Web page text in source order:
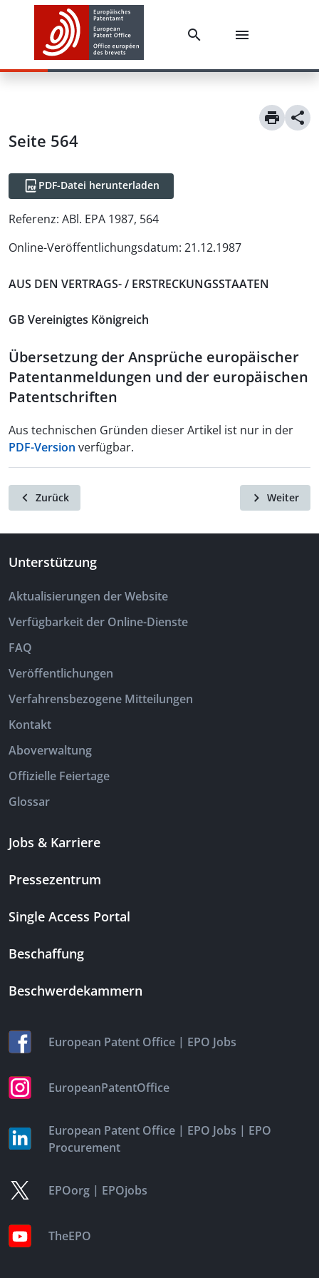
Seite 564
PDF-Datei herunterladen
Referenz: ABl. EPA 1987, 564
Online-Veröffentlichungsdatum: 21.12.1987
AUS DEN VERTRAGS- / ERSTRECKUNGSSTAATEN
GB Vereinigtes Königreich
Übersetzung der Ansprüche europäischer
Patentanmeldungen und der europäischen
Patentschriften
Aus technischen Gründen dieser Artikel ist nur in der
PDF-Version verfügbar.
Zurück Weiter
Unterstützung
Aktualisierungen der Website
Verfügbarkeit der Online-Dienste
FAQ
Veröffentlichungen
Verfahrensbezogene Mitteilungen
Kontakt
Aboverwaltung
Offizielle Feiertage
Glossar
Jobs & Karriere
Pressezentrum
Single Access Portal
Beschaffung
Beschwerdekammern
European Patent Office | EPO Jobs
EuropeanPatentOffice
European Patent Office | EPO Jobs | EPO
Procurement
EPOorg | EPOjobs
TheEPO